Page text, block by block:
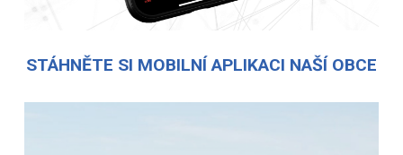
STÁHNĚTE SI MOBILNÍ APLIKACI NAŠÍ OBCE